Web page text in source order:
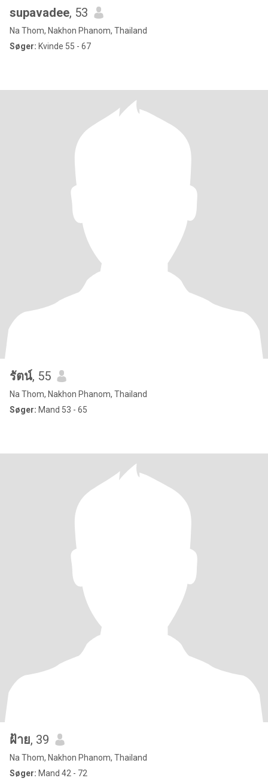
supavadee, 53
Na Thom, Nakhon Phanom, Thailand
Søger: Kvinde 55 - 67
รัตน์, 55
Na Thom, Nakhon Phanom, Thailand
Søger: Mand 53 - 65
ฝ้าย, 39
Na Thom, Nakhon Phanom, Thailand
Søger: Mand 42 - 72